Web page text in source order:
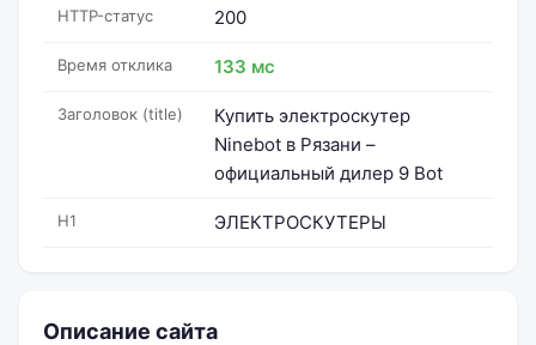
HTTP-статус 200
Время отклика 133 мс
Заголовок (title)
Купить электроскутер
Ninebot в Рязани –
официальный дилер 9 Bot
H1 ЭЛЕКТРОСКУТЕРЫ
Описание сайта